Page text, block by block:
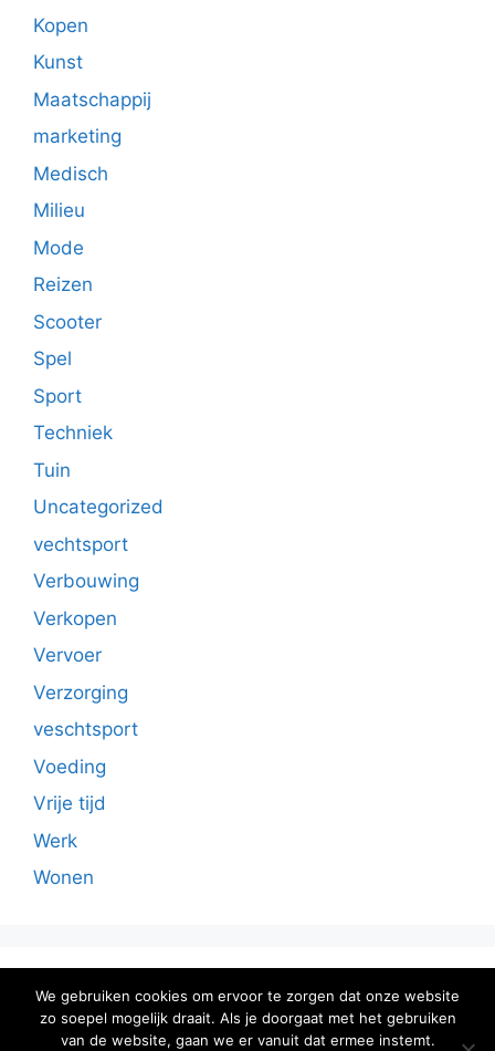
Kopen
Kunst
Maatschappij
marketing
Medisch
Milieu
Mode
Reizen
Scooter
Spel
Sport
Techniek
Tuin
Uncategorized
vechtsport
Verbouwing
Verkopen
Vervoer
Verzorging
veschtsport
Voeding
Vrije tijd
Werk
Wonen
Sitemap
We gebruiken cookies om ervoor te zorgen dat onze website
zo soepel mogelijk draait. Als je doorgaat met het gebruiken
van de website, gaan we er vanuit dat ermee instemt.